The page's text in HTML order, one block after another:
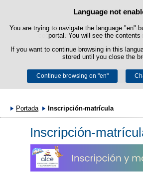
Cookie Policy
This website uses its own cookies to
cookies to obtain usage and
You can get more information in the
notice.
Accept Reject
Language not
You are trying to navigate the language "en"
portal. You will see the contents
If you want to continue browsing in this
stored until you close the
Continue browsing on "en"
Skip to
Portada Inscripción-matrícula
Inscripción-